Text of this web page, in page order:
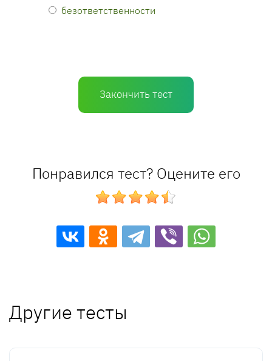
безответственности
Закончить тест
Понравился тест? Оцените его
Другие тесты